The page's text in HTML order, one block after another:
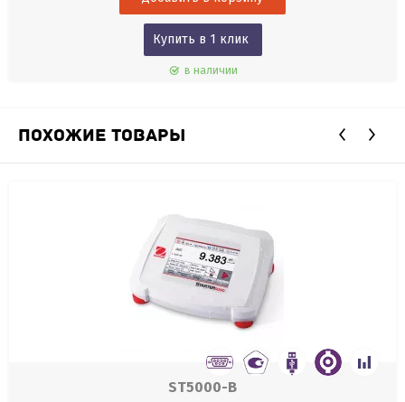
Купить в 1 клик
в наличии
ПОХОЖИЕ ТОВАРЫ
ST5000-B